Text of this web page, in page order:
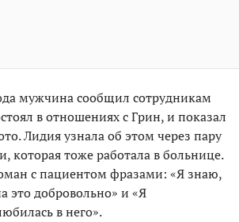
мужчина сообщил сотрудникам
в отношениях с Грин, и показал
Лидия узнала об этом через пару
которая тоже работала в больнице.
с пациентом фразами: «Я знаю,
это добровольно» и «Я
в него».